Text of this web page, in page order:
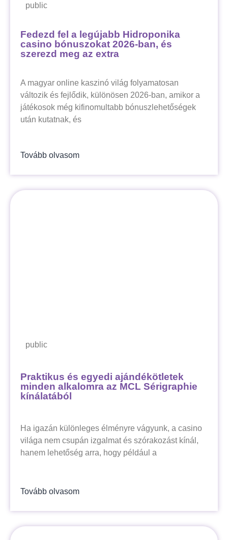
public
Fedezd fel a legújabb Hidroponika
casino bónuszokat 2026-ban, és
szerezd meg az extra
A magyar online kaszinó világ folyamatosan
változik és fejlődik, különösen 2026-ban, amikor a
játékosok még kifinomultabb bónuszlehetőségek
után kutatnak, és
Tovább olvasom
public
Praktikus és egyedi ajándékötletek
minden alkalomra az MCL Sérigraphie
kínálatából
Ha igazán különleges élményre vágyunk, a casino
világa nem csupán izgalmat és szórakozást kínál,
hanem lehetőség arra, hogy például a
Tovább olvasom